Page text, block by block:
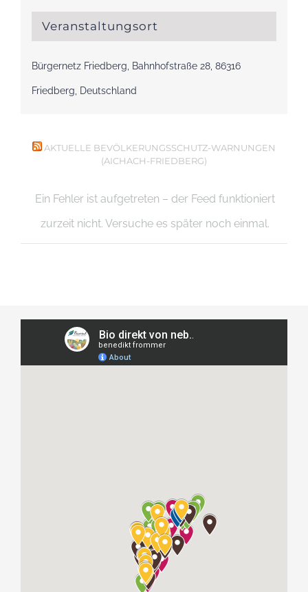
Veranstaltungsort
Bürgernetz Friedberg, Bahnhofstraße 28, 86316
Friedberg, Deutschland
AKTUELLE BEVÖLKERUNGSSCHUTZ-WARNUNGEN
(AICHACH-FRIEDBERG)
Ein Fehler ist aufgetreten – der Feed funktioniert
zurzeit nicht. Versuche es später noch einmal.